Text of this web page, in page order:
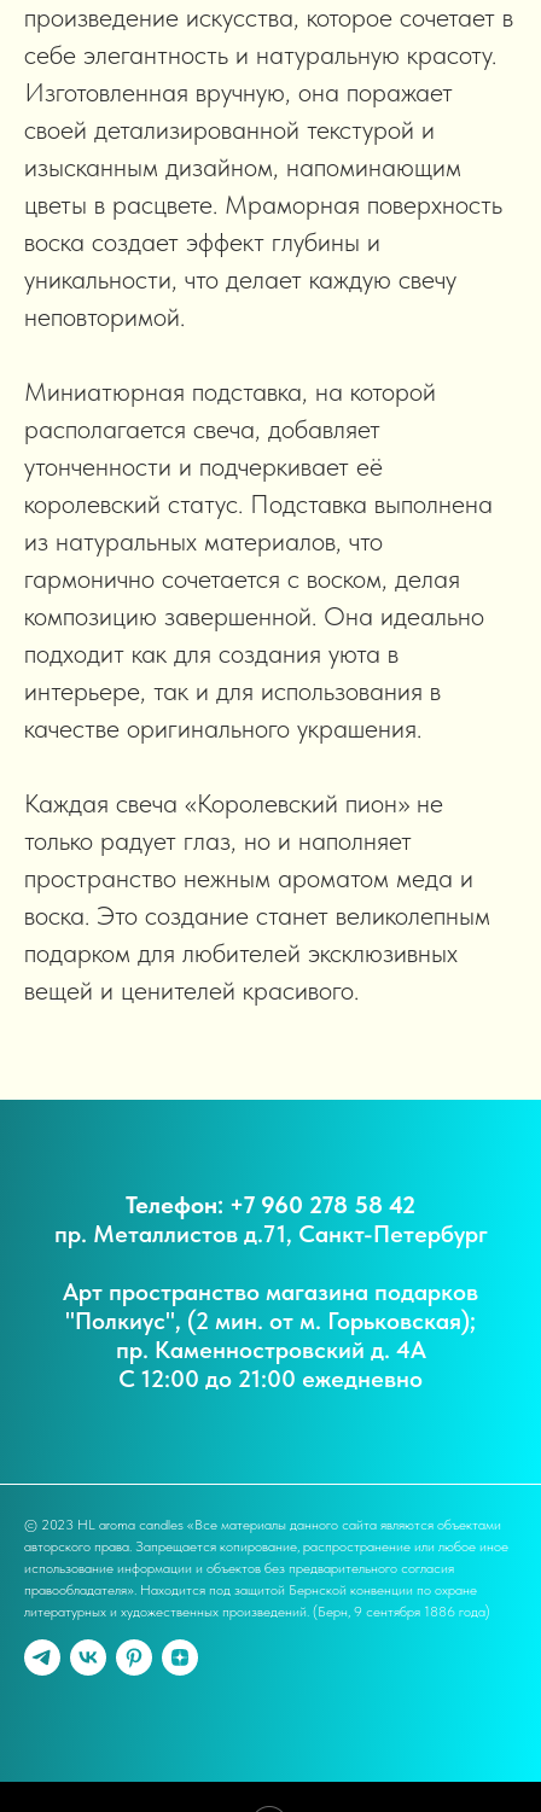
произведение искусства, которое сочетает в
себе элегантность и натуральную красоту.
Изготовленная вручную, она поражает
своей детализированной текстурой и
изысканным дизайном, напоминающим
цветы в расцвете. Мраморная поверхность
воска создает эффект глубины и
уникальности, что делает каждую свечу
неповторимой.
Миниатюрная подставка, на которой
располагается свеча, добавляет
утонченности и подчеркивает её
королевский статус. Подставка выполнена
из натуральных материалов, что
гармонично сочетается с воском, делая
композицию завершенной. Она идеально
подходит как для создания уюта в
интерьере, так и для использования в
качестве оригинального украшения.
Каждая свеча «Королевский пион» не
только радует глаз, но и наполняет
пространство нежным ароматом меда и
воска. Это создание станет великолепным
подарком для любителей эксклюзивных
вещей и ценителей красивого.
Телефон: +7 960 278 58 42
пр. Металлистов д.71, Санкт-Петербург
Арт пространство магазина подарков
"Полкиус", (2 мин. от м. Горьковская);
пр. Каменностровский д. 4А
С 12:00 до 21:00 ежедневно
© 2023 HL aroma candles «Все материалы данного сайта являются объектами
авторского права. Запрещается копирование, распространение или любое иное
использование информации и объектов без предварительного согласия
правообладателя». Находится под защитой Бернской конвенции по охране
литературных и художественных произведений. (Берн, 9 сентября 1886 года)